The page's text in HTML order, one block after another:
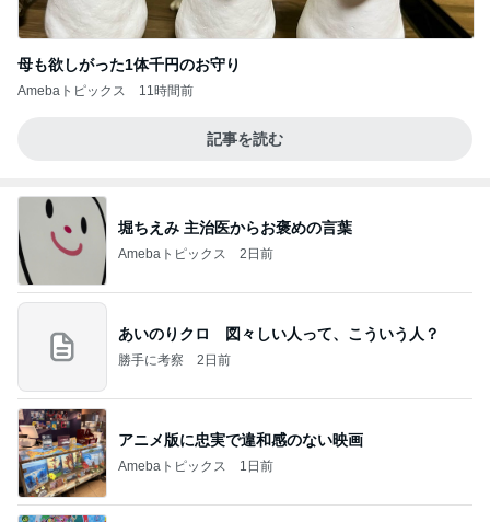
母も欲しがった1体千円のお守り
Amebaトピックス 11時間前
記事を読む
堀ちえみ 主治医からお褒めの言葉
Amebaトピックス 2日前
あいのりクロ 図々しい人って、こういう人？
勝手に考察 2日前
アニメ版に忠実で違和感のない映画
Amebaトピックス 1日前